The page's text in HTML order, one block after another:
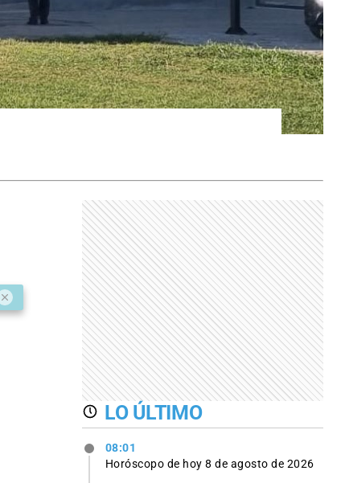
LO ÚLTIMO
08:01
Horóscopo de hoy 8 de agosto de 2026